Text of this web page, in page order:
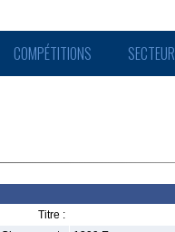
COMPÉTITIONS
Titre :